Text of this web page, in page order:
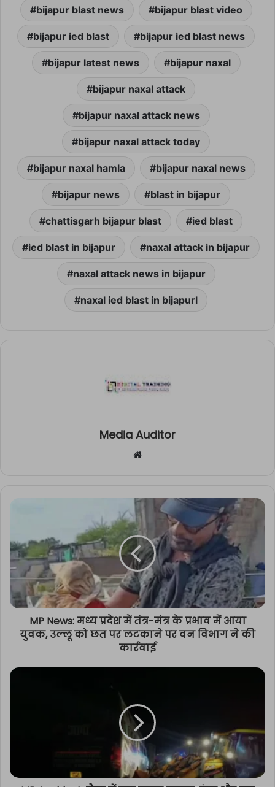
bijapur blast news bijapur blast video
bijapur ied blast bijapur ied blast news
bijapur latest news bijapur naxal
bijapur naxal attack
bijapur naxal attack news
bijapur naxal attack today
bijapur naxal hamla bijapur naxal news
bijapur news blast in bijapur
chattisgarh bijapur blast ied blast
ied blast in bijapur naxal attack in bijapur
naxal attack news in bijapur
naxal ied blast in bijapurl
Media Auditor
Website
MP News: मध्य प्रदेश में तंत्र-मंत्र के प्रभाव में आया
युवक, उल्लू को छत पर लटकाने पर वन विभाग ने की
कार्रवाई